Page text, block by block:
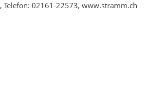
02161-22573, www.stramm.ch